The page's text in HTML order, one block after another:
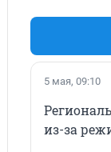
5 мая, 09:10
из-за